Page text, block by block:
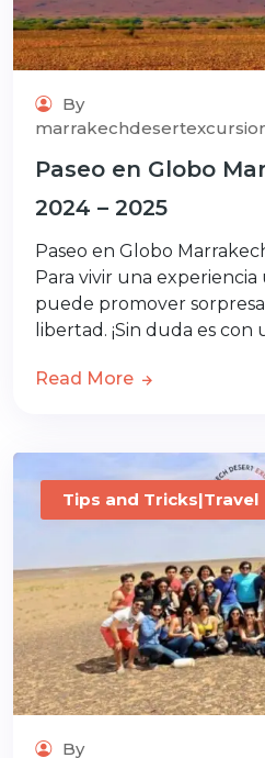
By
Paseo en Globo
2024 – 2025
Paseo en Globo
Para vivir una
puede promover
libertad. ¡Sin duda es con
Read More
Tips and Tricks|Travel
By